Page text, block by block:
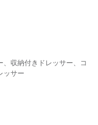
収納付きドレッサー、コ
ッサー